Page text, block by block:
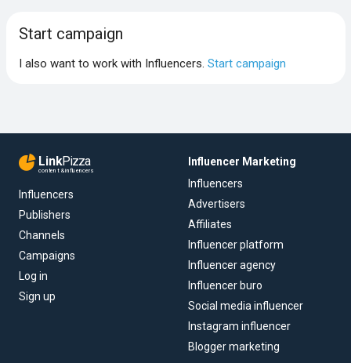
Start campaign
I also want to work with Influencers. Start campaign
LinkPizza
content & influencers
Influencers
Publishers
Channels
Campaigns
Log in
Sign up
Influencer Marketing
Influencers
Advertisers
Affiliates
Influencer platform
Influencer agency
Influencer buro
Social media influencer
Instagram influencer
Blogger marketing